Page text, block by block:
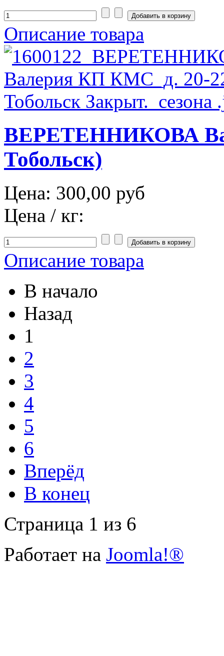
Описание товара
ВЕРЕТЕННИКОВА
Тобольск)
Цена: 300,00 руб
Цена / кг:
Описание товара
В начало
Назад
1
2
3
4
5
6
Вперёд
В конец
Страница 1 из 6
Работает на Joomla!®